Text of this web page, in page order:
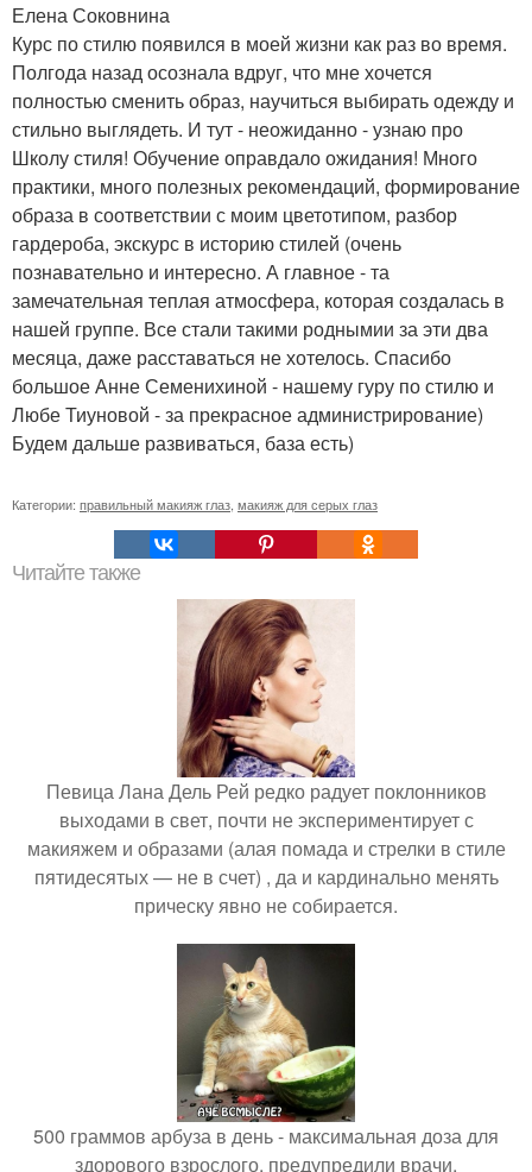
Елена Соковнина
Курс по стилю появился в моей жизни как раз во время.
Полгода назад осознала вдруг, что мне хочется
полностью сменить образ, научиться выбирать одежду и
стильно выглядеть. И тут - неожиданно - узнаю про
Школу стиля! Обучение оправдало ожидания! Много
практики, много полезных рекомендаций, формирование
образа в соответствии с моим цветотипом, разбор
гардероба, экскурс в историю стилей (очень
познавательно и интересно. А главное - та
замечательная теплая атмосфера, которая создалась в
нашей группе. Все стали такими роднымии за эти два
месяца, даже расставаться не хотелось. Спасибо
большое Анне Семенихиной - нашему гуру по стилю и
Любе Тиуновой - за прекрасное администрирование)
Будем дальше развиваться, база есть)
Категории: правильный макияж глаз макияж для серых глаз
Читайте также
Певица Лана Дель Рей редко радует поклонников
выходами в свет, почти не экспериментирует с
макияжем и образами (алая помада и стрелки в стиле
пятидесятых — не в счет) , да и кардинально менять
прическу явно не собирается.
500 граммов арбуза в день - максимальная доза для
здорового взрослого, предупредили врачи.